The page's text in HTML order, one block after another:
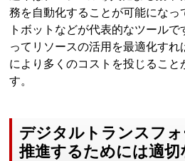
務を自動化することが可能になっ
トボットなどが代表的なツール
ってリソースの活用を最適化す
により多くのコストを投じること
す。
デジタルトランスフ
推進するためには適切